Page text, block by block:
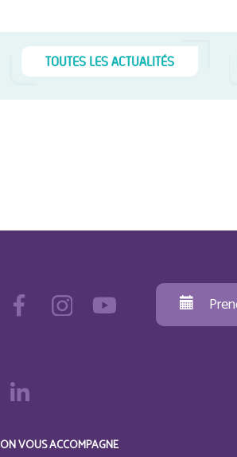
TOUTES LES ACTUALITÉS
ON VOUS ACCOMPAGNE